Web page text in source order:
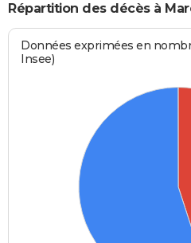
Répartition des décès à
Données exprimées en
Insee)